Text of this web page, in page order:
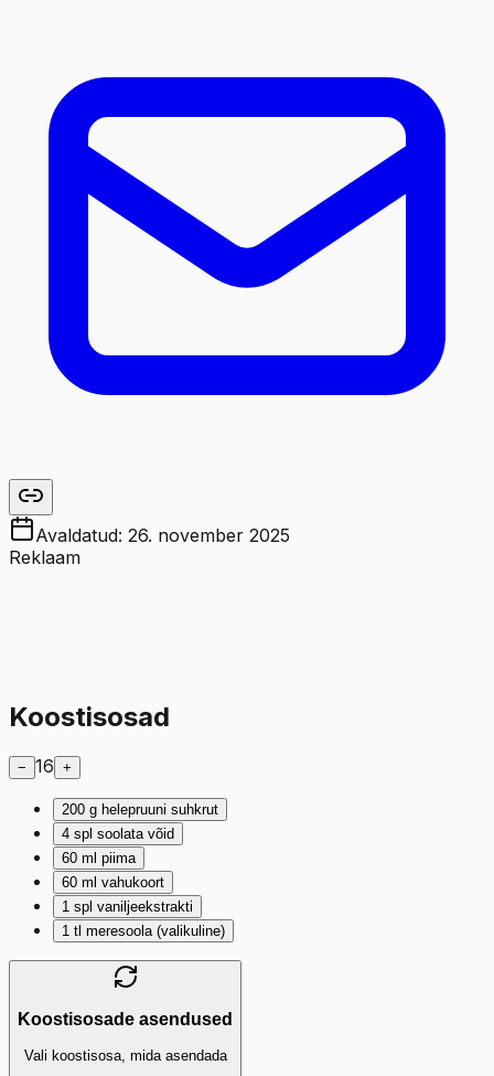
Avaldatud: 26. november 2025
Reklaam
Koostisosad
− 16 +
200 g helepruuni suhkrut
4 spl soolata võid
60 ml piima
60 ml vahukoort
1 spl vaniljeekstrakti
1 tl meresoola (valikuline)
Koostisosade asendused
Vali koostisosa, mida asendada